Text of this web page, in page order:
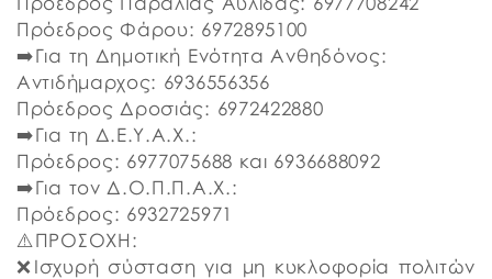
Πρόεδρος Φάρου: 6972895100
➡️Για τη Δημοτική Ενότητα Ανθηδόνος:
Αντιδήμαρχος: 6936556356
Πρόεδρος Δροσιάς: 6972422880
➡️Για τη Δ.Ε.Υ.Α.Χ.:
Πρόεδρος: 6977075688 και 6936688092
➡️Για τον Δ.Ο.Π.Π.Α.Χ.:
​Πρόεδρος: 6932725971
⚠️ΠΡΟΣΟΧΗ:
❌Ισχυρή σύσταση για μη κυκλοφορία πολιτών